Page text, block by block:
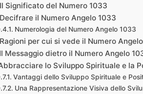
Il Significato del Numero 1033
Decifrare il Numero Angelo 1033
Numerologia del Numero Angelo 1033
Ragioni per cui si vede il Numero
Il Messaggio dietro il Numero Angelo
lo Sviluppo Spirituale e la
Vantaggi dello Sviluppo Spirituale e
Una Rappresentazione Visiva dello